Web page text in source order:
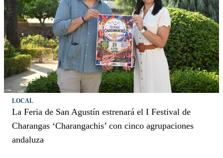
LOCAL
La Feria de San Agustín estrenará el I Festival de
Charangas ‘Charangachis’ con cinco agrupaciones
andaluza